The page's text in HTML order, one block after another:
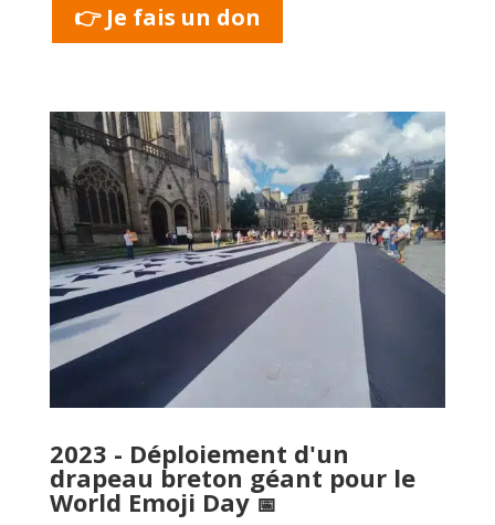
👉 Je fais un don
2023 - Déploiement d'un
drapeau breton géant pour le
World Emoji Day📅